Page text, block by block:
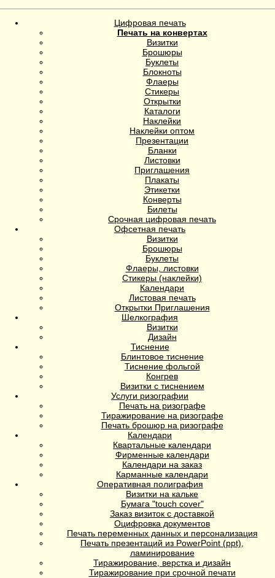
Цифровая печать
Печать на конвертах
Визитки
Брошюры
Буклеты
Блокноты
Флаеры
Стикеры
Открытки
Каталоги
Наклейки
Наклейки оптом
Презентации
Бланки
Листовки
Приглашения
Плакаты
Этикетки
Конверты
Билеты
Срочная цифровая печать
Офсетная печать
Визитки
Брошюры
Буклеты
Флаеры, листовки
Стикеры (наклейки)
Календари
Листовая печать
Открытки Приглашения
Шелкография
Визитки
Дизайн
Тиснение
Блинтовое тиснение
Тиснение фольгой
Конгрев
Визитки с тиснением
Услуги ризографии
Печать на ризографе
Тиражирование на ризографе
Печать брошюр на ризографе
Календари
Квартальные календари
Фирменные календари
Календари на заказ
Карманные календари
Оперативная полиграфия
Визитки на кальке
Бумага "touch cover"
Заказ визиток с доставкой
Оцифровка документов
Печать переменных данных и персонализация
Печать презентаций из PowerPoint (ppt),
ламинирование
Тиражирование, верстка и дизайн
Тиражирование при срочной печати